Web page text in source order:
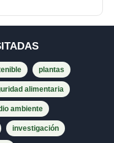
plantas
alimentaria
ambiente
investigación